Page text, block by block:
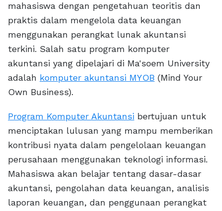
mahasiswa dengan pengetahuan teoritis dan
praktis dalam mengelola data keuangan
menggunakan perangkat lunak akuntansi
terkini. Salah satu program komputer
akuntansi yang dipelajari di Ma'soem University
adalah komputer akuntansi MYOB (Mind Your
Own Business).
Program Komputer Akuntansi bertujuan untuk
menciptakan lulusan yang mampu memberikan
kontribusi nyata dalam pengelolaan keuangan
perusahaan menggunakan teknologi informasi.
Mahasiswa akan belajar tentang dasar-dasar
akuntansi, pengolahan data keuangan, analisis
laporan keuangan, dan penggunaan perangkat